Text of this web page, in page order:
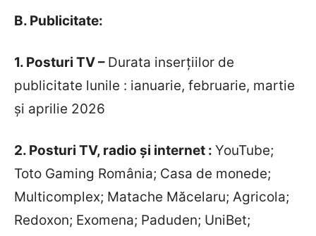
B. Publicitate:
1. Posturi TV – Durata inserțiilor de
publicitate lunile : ianuarie, februarie, martie
și aprilie 2026
2. Posturi TV, radio și internet : YouTube;
Toto Gaming România; Casa de monede;
Multicomplex; Matache Măcelaru; Agricola;
Redoxon; Exomena; Paduden; UniBet;